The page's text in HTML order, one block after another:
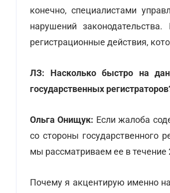
конечно, специалистами
нарушений
регистрационные действия,
ЛЗ: Насколько быстро на
государственных
Ольга Онищук: Если жалоба
со стороны государственного
мы рассматриваем ее в течение
Почему я акцентирую именно